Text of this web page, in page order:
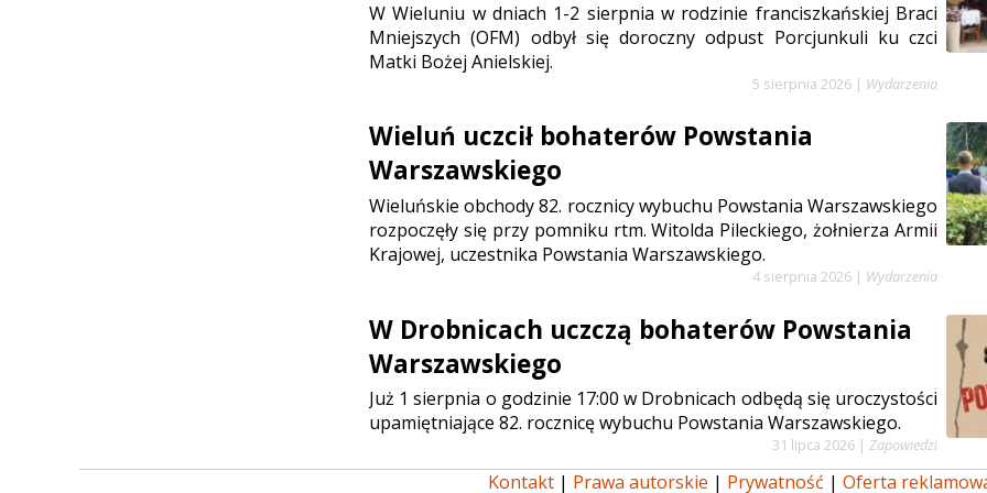
W Wieluniu w dniach 1-2 sierpnia w rodzinie franciszkańskiej Braci
Mniejszych (OFM) odbył się doroczny odpust Porcjunkuli ku czci
Matki Bożej Anielskiej.
5 sierpnia 2026 | Wydarzenia
Wieluń uczcił bohaterów Powstania
Warszawskiego
Wieluńskie obchody 82. rocznicy wybuchu Powstania Warszawskiego
rozpoczęły się przy pomniku rtm. Witolda Pileckiego, żołnierza Armii
Krajowej, uczestnika Powstania Warszawskiego.
4 sierpnia 2026 | Wydarzenia
W Drobnicach uczczą bohaterów Powstania
Warszawskiego
Już 1 sierpnia o godzinie 17:00 w Drobnicach odbędą się uroczystości
upamiętniające 82. rocznicę wybuchu Powstania Warszawskiego.
31 lipca 2026 | Zapowiedzi
Kontakt | Prawa autorskie | Prywatność | Oferta